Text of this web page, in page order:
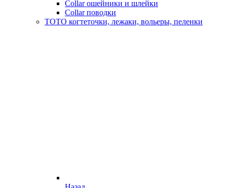
Collar ошейники и шлейки
Collar поводки
ТОТО когтеточки, лежаки, вольеры, пеленки